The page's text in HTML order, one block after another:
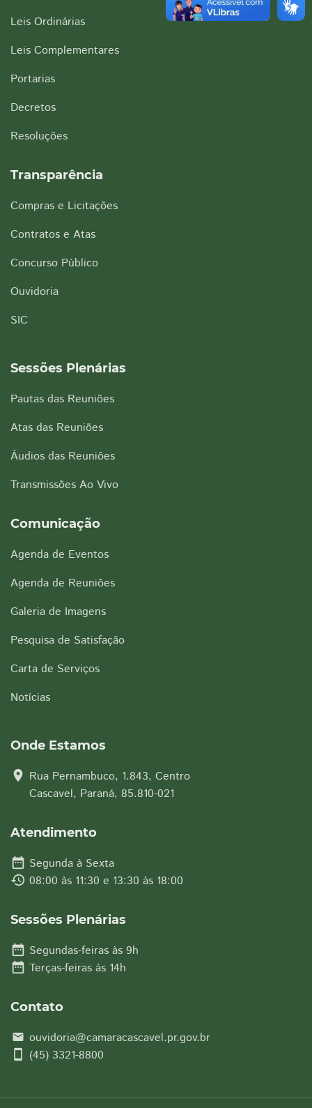
Leis Ordinárias
Leis Complementares
Portarias
Decretos
Resoluções
Transparência
Compras e Licitações
Contratos e Atas
Concurso Público
Ouvidoria
SIC
Sessões Plenárias
Pautas das Reuniões
Atas das Reuniões
Áudios das Reuniões
Transmissões Ao Vivo
Comunicação
Agenda de Eventos
Agenda de Reuniões
Galeria de Imagens
Pesquisa de Satisfação
Carta de Serviços
Notícias
Onde Estamos
location_on Rua Pernambuco, 1.843, Centro
Cascavel, Paraná, 85.810-021
Atendimento
date_range Segunda à Sexta
history 08:00 às 11:30 e 13:30 às 18:00
Sessões Plenárias
date_range Segundas-feiras às 9h
date_range Terças-feiras às 14h
Contato
email ouvidoria@camaracascavel.pr.gov.br
smartphone (45) 3321-8800